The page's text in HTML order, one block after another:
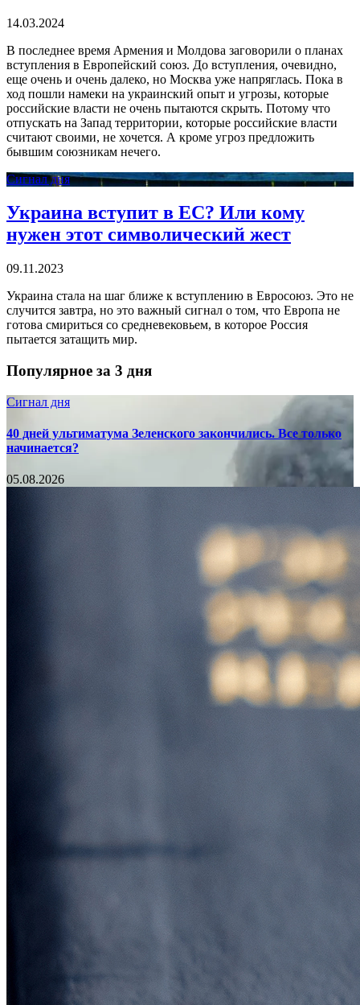
14.03.2024
В последнее время Армения и Молдова заговорили о планах
вступления в Европейский союз. До вступления, очевидно,
еще очень и очень далеко, но Москва уже напряглась. Пока в
ход пошли намеки на украинский опыт и угрозы, которые
российские власти не очень пытаются скрыть. Потому что
отпускать на Запад территории, которые российские власти
считают своими, не хочется. А кроме угроз предложить
бывшим союзникам нечего.
Сигнал дня
Украина вступит в ЕС? Или кому
нужен этот символический жест
09.11.2023
Украина стала на шаг ближе к вступлению в Евросоюз. Это не
случится завтра, но это важный сигнал о том, что Европа не
готова смириться со средневековьем, в которое Россия
пытается затащить мир.
Популярное за 3 дня
Сигнал дня
40 дней ультиматума Зеленского закончились. Все только
начинается?
05.08.2026